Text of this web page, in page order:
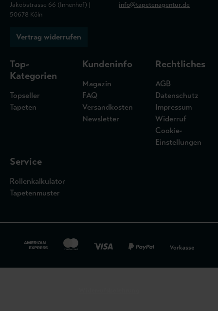
Jakobstrasse 66 (Innenhof) |
50678 Köln
info@tapetenagentur.de
Vertrag widerrufen
Top-
Kategorien
Topseller
Tapeten
Kundeninfo
Magazin
FAQ
Versandkosten
Newsletter
Rechtliches
AGB
Datenschutz
Impressum
Widerruf
Cookie-
Einstellungen
Service
Rollenkalkulator
Tapetenmuster